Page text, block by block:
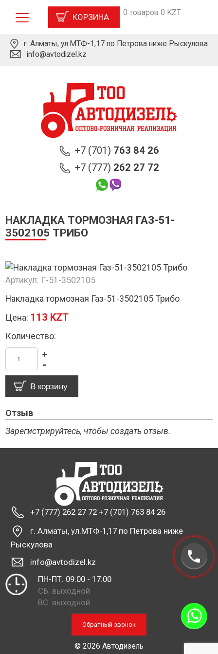
КОРЗИНА 0 товаров 0 KZT
г. Алматы, ул.МТФ-1,17 по Петрова ниже Рыскулова
info@avtodizel.kz
+7 (701) 763 84 26
+7 (777) 262 27 72
НАКЛАДКА ТОРМОЗНАЯ ГАЗ-51-
3502105 ТРИБО
Артикул: Г-51-3502105
Накладка тормозная Газ-51-3502105 Трибо
Цена: 113 KZT
Количество:
-
+
Отзыв
Зарегистрируйтесь, чтобы создать отзыв.
+7 (777) 262 27 72 +7 (701) 763 84 26
г. Алматы, ул.МТФ-1,17 по Петрова ниже
Рыскулова
info@avtodizel.kz
ПН-ПТ. 09:00 - 17:00
СБ. выходной
ВС. выходной
Обратный звонок
© 2026 Автодизель